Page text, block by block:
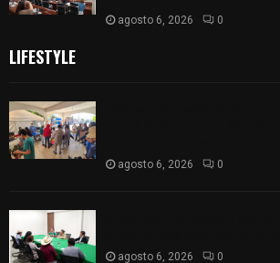
agosto 6, 2026 0
LIFESTYLE
agosto 6, 2026 0
agosto 6, 2026 0